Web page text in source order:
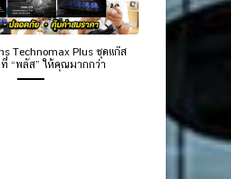
Technomax Plus ชุดแก๊ส
“พลัส” ให้คุณมากกว่า